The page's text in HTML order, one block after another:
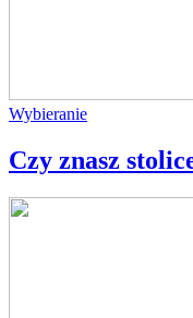
Wybieranie
Czy znasz